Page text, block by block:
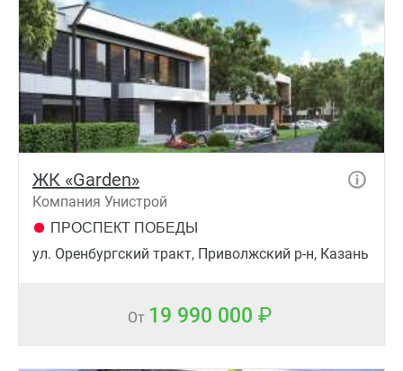
ЖК «Garden»
Компания Унистрой
ПРОСПЕКТ ПОБЕДЫ
ул. Оренбургский тракт, Приволжский р-н, Казань
От 19 990 000